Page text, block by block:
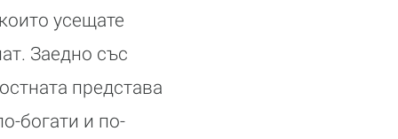
усещате
Заедно със
представа
богати и по-